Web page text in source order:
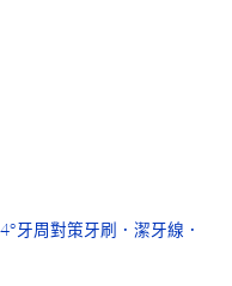
牙周對策牙刷．潔牙線．